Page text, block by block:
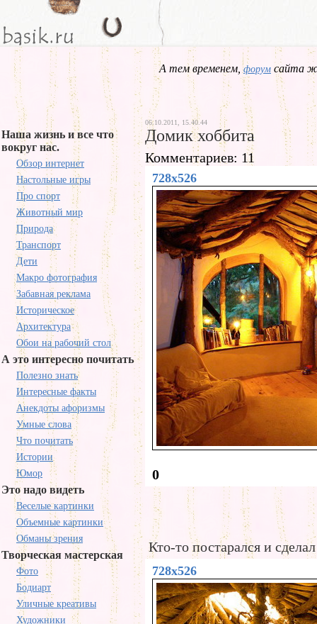
А тем временем,форум сайта
Наша жизнь и все что
вокруг нас.
Обзор интернет
Настольные игры
Про спорт
Животный мир
Природа
Транспорт
Дети
Макро фотография
Забавная реклама
Историческое
Архитектура
Обои на рабочий стол
А это интересно почитать
Полезно знать
Интересные факты
Анекдоты афоризмы
Умные слова
Что почитать
Истории
Юмор
Это надо видеть
Веселые картинки
Объемные картинки
Обманы зрения
Творческая мастерская
Фото
Бодиарт
Уличные креативы
Художники
06.10.2011, 15.40.44
Домик хоббита
Комментариев: 11
728x526
0
Кто-то постарался и
728x526